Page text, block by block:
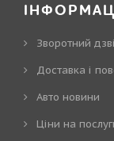
Зворотний
Доставка і
Авто новини
Ціни на